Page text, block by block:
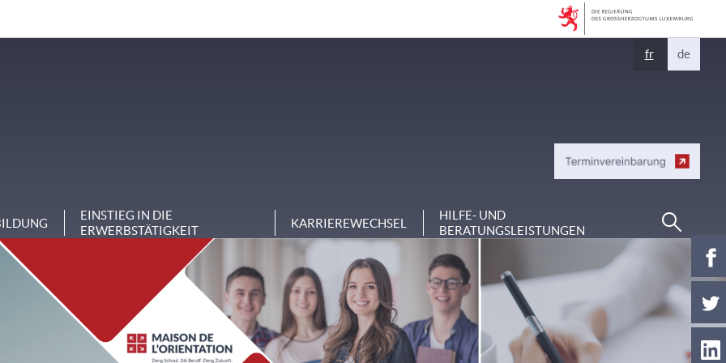
Changer
de
fr de
EINSTIEG IN DIE
ERWERBSTÄTIGKEIT
KARRIEREWECHSEL
HILFE- UND
BERATUNGSLEISTUNGEN